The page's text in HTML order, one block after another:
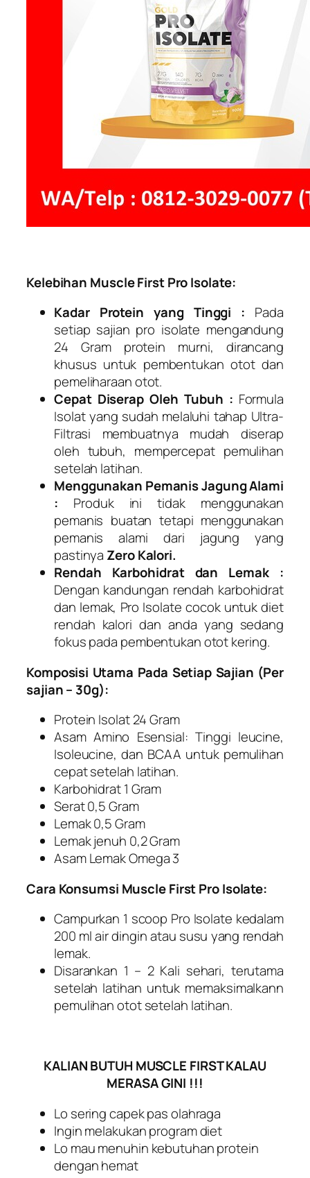
Kelebihan Muscle First Pro Isolate:
Kadar Protein yang Tinggi : Pada
setiap sajian pro isolate mengandung
24 Gram protein murni, dirancang
khusus untuk pembentukan otot dan
pemeliharaan otot.
Cepat Diserap Oleh Tubuh : Formula
Isolat yang sudah melaluhi tahap Ultra-
Filtrasi membuatnya mudah diserap
oleh tubuh, mempercepat pemulihan
setelah latihan.
Menggunakan Pemanis Jagung Alami
: Produk ini tidak menggunakan
pemanis buatan tetapi menggunakan
pemanis alami dari jagung yang
pastinya Zero Kalori.
Rendah Karbohidrat dan Lemak :
Dengan kandungan rendah karbohidrat
dan lemak, Pro Isolate cocok untuk diet
rendah kalori dan anda yang sedang
fokus pada pembentukan otot kering.
Komposisi Utama Pada Setiap Sajian (Per
sajian – 30g):
Protein Isolat 24 Gram
Asam Amino Esensial: Tinggi leucine,
Isoleucine, dan BCAA untuk pemulihan
cepat setelah latihan.
Karbohidrat 1 Gram
Serat 0,5 Gram
Lemak 0,5 Gram
Lemak jenuh 0,2 Gram
Asam Lemak Omega 3
Cara Konsumsi Muscle First Pro Isolate:
Campurkan 1 scoop Pro Isolate kedalam
200 ml air dingin atau susu yang rendah
lemak.
Disarankan 1 – 2 Kali sehari, terutama
setelah latihan untuk memaksimalkann
pemulihan otot setelah latihan.
KALIAN BUTUH MUSCLE FIRST KALAU
MERASA GINI !!!
Lo sering capek pas olahraga
Ingin melakukan program diet
Lo mau menuhin kebutuhan protein
dengan hemat